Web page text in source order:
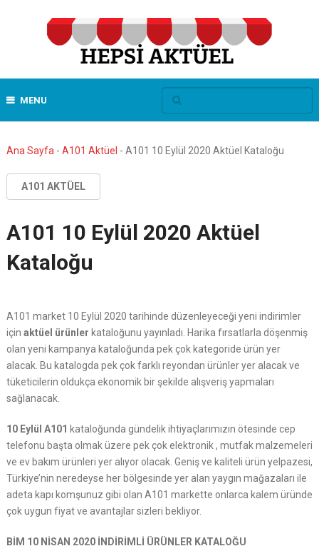
MENU
Ana Sayfa - A101 Aktüel - A101 10 Eylül 2020 Aktüel Kataloğu
A101 AKTÜEL
A101 10 Eylül 2020 Aktüel
Kataloğu
A101 market 10 Eylül 2020 tarihinde düzenleyeceği yeni indirimler
için aktüel ürünler kataloğunu yayınladı. Harika fırsatlarla döşenmiş
olan yeni kampanya kataloğunda pek çok kategoride ürün yer
alacak. Bu katalogda pek çok farklı reyondan ürünler yer alacak ve
tüketicilerin oldukça ekonomik bir şekilde alışveriş yapmaları
sağlanacak.
10 Eylül A101 kataloğunda gündelik ihtiyaçlarımızın ötesinde cep
telefonu başta olmak üzere pek çok elektronik , mutfak malzemeleri
ve ev bakım ürünleri yer alıyor olacak. Geniş ve kaliteli ürün yelpazesi,
Türkiye’nin neredeyse her bölgesinde yer alan yaygın mağazaları ile
adeta kapı komşunuz gibi olan A101 markette onlarca kalem üründe
çok uygun fiyat ve avantajlar sizleri bekliyor.
BİM 10 NİSAN 2020 İNDİRİMLİ ÜRÜNLER KATALOĞU